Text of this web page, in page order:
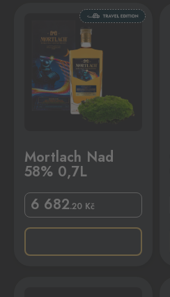
Mortlach Nad
58% 0,7L
6 682.20 Kč
Oban 11YO 58% 0,7L